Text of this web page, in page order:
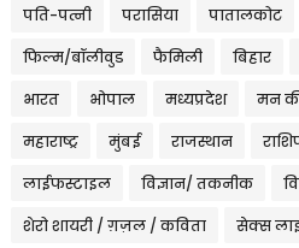
पति-पत्नी परासिया पातालकोट
फिल्म/बॉलीवुड फैमिली बिहार
भारत भोपाल मध्यप्रदेश मन
महाराष्ट्र मुंबई राजस्थान
लाईफस्टाइल विज्ञान/ तकनीक
शेरो शायरी / ग़ज़ल / कविता सेक्स